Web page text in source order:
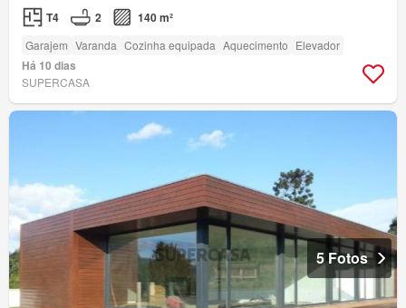
T4 2 140 m²
Garajem Varanda Cozinha equipada Aquecimento Elevador
Há 10 dias
SUPERCASA
5 Fotos